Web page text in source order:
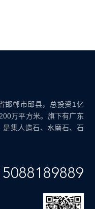
邯郸市邱县，总投资1亿
万平方米。旗下有广东
集人造石、水磨石、石